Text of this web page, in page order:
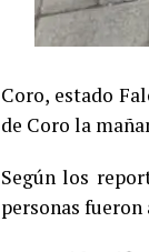
Coro, estado
de Coro la
Según los
personas